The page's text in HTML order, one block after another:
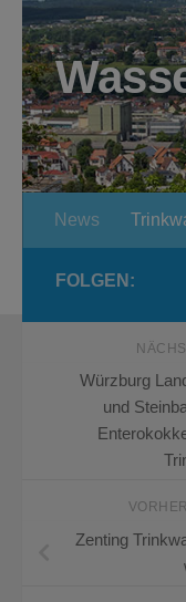
Zum Inhalt
News
FOLGEN:
Würzburg
und
Zenting